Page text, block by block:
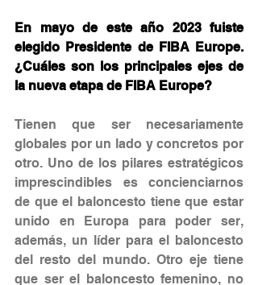
En mayo de este año 2023 fuiste
elegido Presidente de FIBA Europe.
¿Cuáles son los principales ejes de
la nueva etapa de FIBA Europe?
Tienen que ser necesariamente
globales por un lado y concretos por
otro. Uno de los pilares estratégicos
imprescindibles es concienciarnos
de que el baloncesto tiene que estar
unido en Europa para poder ser,
además, un líder para el baloncesto
del resto del mundo. Otro eje tiene
que ser el baloncesto femenino, no